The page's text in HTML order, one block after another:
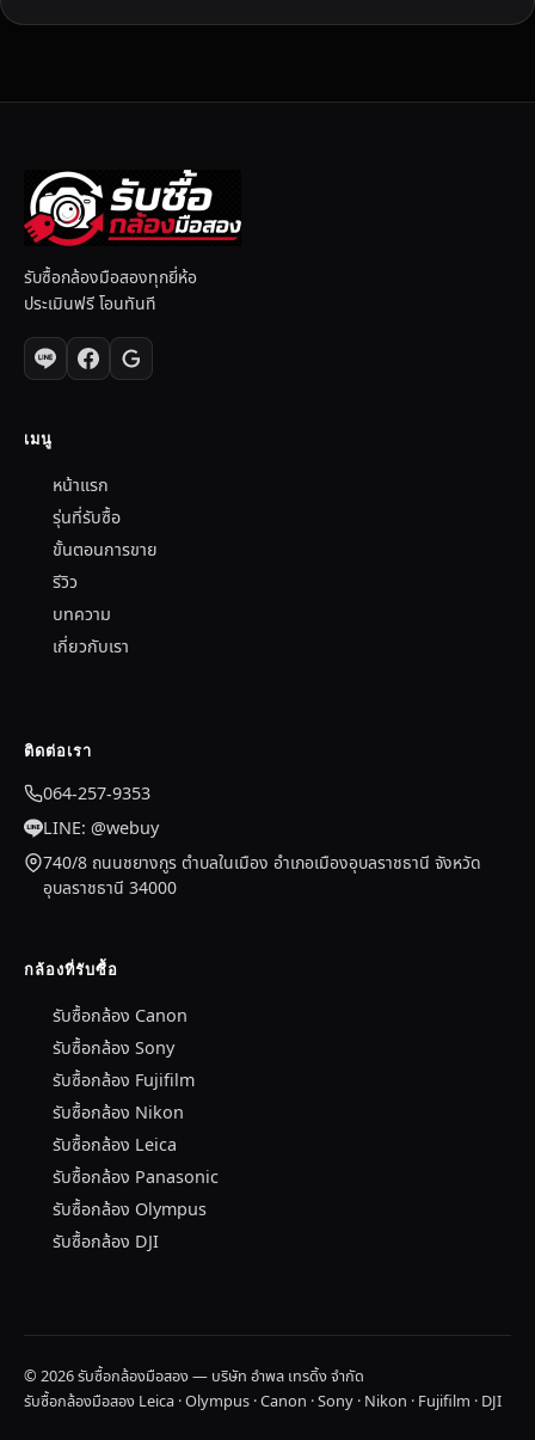
รับซื้อกล้องมือสองทุกยี่ห้อ
ประเมินฟรี โอนทันที
เมนู
หน้าแรก
รุ่นที่รับซื้อ
ขั้นตอนการขาย
รีวิว
บทความ
เกี่ยวกับเรา
ติดต่อเรา
064-257-9353
LINE: @webuy
740/8 ถนนชยางกูร ตำบลในเมือง อำเภอเมืองอุบลราชธานี จังหวัด
อุบลราชธานี 34000
กล้องที่รับซื้อ
รับซื้อกล้อง Canon
รับซื้อกล้อง Sony
รับซื้อกล้อง Fujifilm
รับซื้อกล้อง Nikon
รับซื้อกล้อง Leica
รับซื้อกล้อง Panasonic
รับซื้อกล้อง Olympus
รับซื้อกล้อง DJI
© 2026 รับซื้อกล้องมือสอง — บริษัท อำพล เทรดิ้ง จำกัด
รับซื้อกล้องมือสอง Leica · Olympus · Canon · Sony · Nikon · Fujifilm · DJI